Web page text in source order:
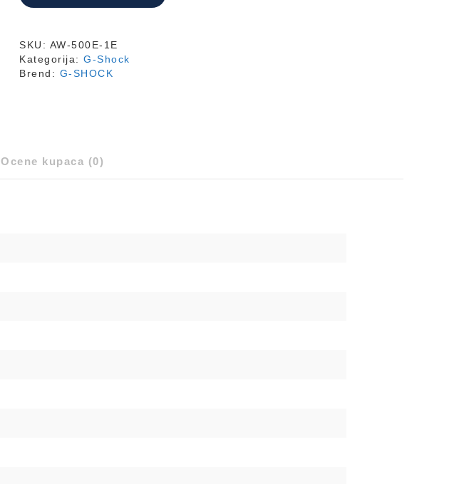
SKU: AW-500E-1E
Kategorija:G-Shock
Brend: G-SHOCK
Ocene kupaca (0)